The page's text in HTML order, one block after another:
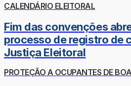
CALENDÁRIO ELEITORAL
Fim das convenções
processo de registro de
Justiça Eleitoral
PROTEÇÃO A OCUPANTES DE